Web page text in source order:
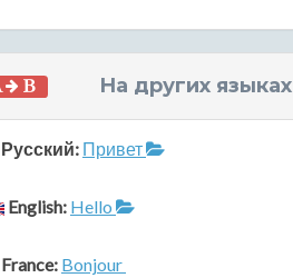
На других языках
Русский: Привет
English: Hello
France: Bonjour